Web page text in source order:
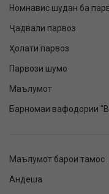
Номнавис шудан ба
Ҷадвали парвоз
Ҳолати парвоз
Парвози шумо
Маълумот
Барномаи вафодории
Маълумот барои тамос
Андеша